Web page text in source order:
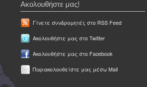
Ακολουθήστε μας!
Γίνετε συνδρομητές στο RSS Feed
Ακολουθήστε μας στο Twitter
Ακολουθήστε μας στο Facebook
Παρακολουθείστε μας μέσω Mail